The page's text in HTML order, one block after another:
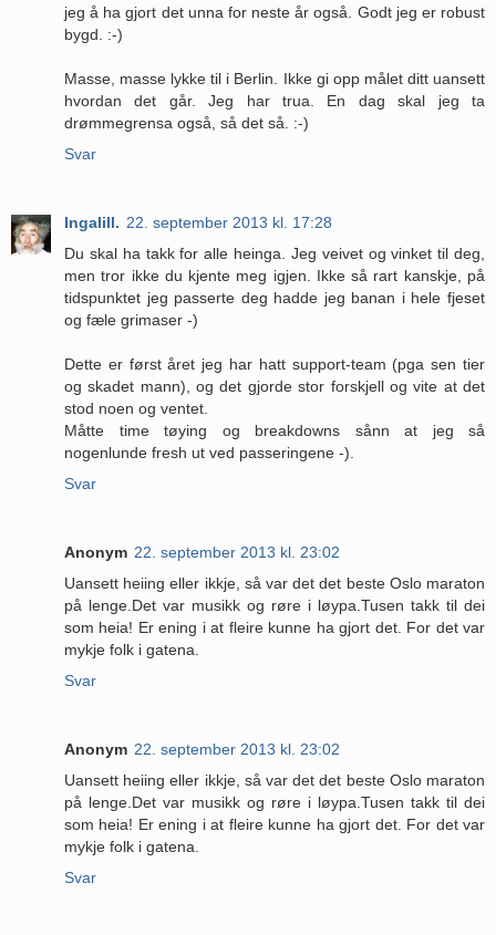
jeg å ha gjort det unna for neste år også. Godt jeg er robust
bygd. :-)
Masse, masse lykke til i Berlin. Ikke gi opp målet ditt uansett
hvordan det går. Jeg har trua. En dag skal jeg ta
drømmegrensa også, så det så. :-)
Svar
Ingalill. 22. september 2013 kl. 17:28
Du skal ha takk for alle heinga. Jeg veivet og vinket til deg,
men tror ikke du kjente meg igjen. Ikke så rart kanskje, på
tidspunktet jeg passerte deg hadde jeg banan i hele fjeset
og fæle grimaser -)
Dette er først året jeg har hatt support-team (pga sen tier
og skadet mann), og det gjorde stor forskjell og vite at det
stod noen og ventet.
Måtte time tøying og breakdowns sånn at jeg så
nogenlunde fresh ut ved passeringene -).
Svar
Anonym 22. september 2013 kl. 23:02
Uansett heiing eller ikkje, så var det det beste Oslo maraton
på lenge.Det var musikk og røre i løypa.Tusen takk til dei
som heia! Er ening i at fleire kunne ha gjort det. For det var
mykje folk i gatena.
Svar
Anonym 22. september 2013 kl. 23:02
Uansett heiing eller ikkje, så var det det beste Oslo maraton
på lenge.Det var musikk og røre i løypa.Tusen takk til dei
som heia! Er ening i at fleire kunne ha gjort det. For det var
mykje folk i gatena.
Svar